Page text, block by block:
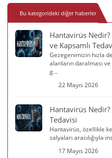
Bu kategorideki diğer haberler
Hantavirüs
ve Kapsamlı
Gezegenimizin hızla
alanların daralması
g...
22 Mayıs 2026
Hantavirüs
Tedavisi
Hantavirüs, özellikle
salyaları aracılığıyla
17 Mayıs 2026